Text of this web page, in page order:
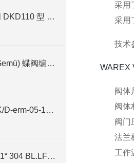
WAREX Valve 蝶阀 DKD110 型 DN 200 技术介绍
产品介绍：Gemu(Gemü) 蝶阀编号 d75 R481 65W332A1EL1
Herberholz 蝶阀 AK/D-erm-05-100-10案例介绍
M&S蝶阀SV04 SS 1“ 304 BL.LF-TOP 2NI/1MV VMQ4技术参数及应用介绍
采用
采用
技术
WAREX
阀体
阀体
阀门
法兰
工